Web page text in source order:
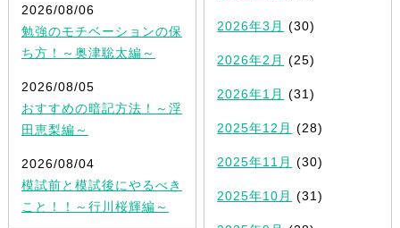
2026/08/06
勉強のモチベーションの保
ち方！～奥津聡太編～
2026/08/05
おすすめの暗記方法！～浮
田恵梨編～
2026/08/04
模試前と模試後にやるべき
こと！！～行川桜輝編～
2026年3月 (30)
2026年2月 (25)
2026年1月 (31)
2025年12月 (28)
2025年11月 (30)
2025年10月 (31)